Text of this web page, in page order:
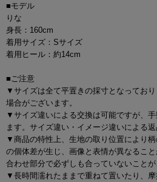
■モデル
りな
身長：160cm
着用サイズ：Sサイズ
着用ヒール：約14cm
■ご注意
▼サイズは全て平置きの採寸となってお
場合がございます。
▼サイズ違いによる交換は可能ですが、
ます。サイズ違い・イメージ違いによる
▼商品の特性上、生地の取り位置により
の個体差が生じ、画像と表情が異なるこ
合わせ部分で必ずしも合っていないことが
▼長時間濡れたままで重ねて置いたり、